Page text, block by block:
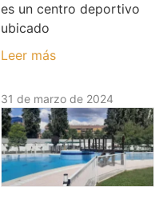
es un centro deportivo
ubicado
Leer más
31 de marzo de 2024